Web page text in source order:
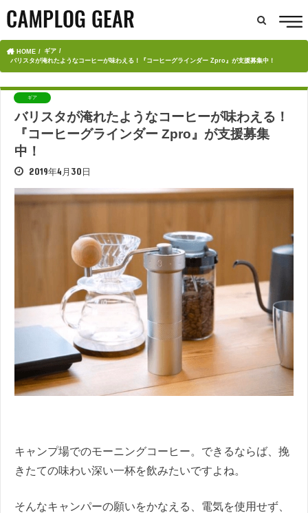
HOME
ギア
バリスタが淹れたようなコーヒーが味わえる！『コーヒーグラインダー Zpro』が支援募集中！
ギア
バリスタが淹れたようなコーヒーが味わえる！
『コーヒーグラインダー Zpro』が支援募集
中！
2019年4月30日
キャンプ場でのモーニングコーヒー。できるならば、挽
きたての味わい深い一杯を飲みたいですよね。
そんなキャンパーの願いをかなえる、電気を使用せず、